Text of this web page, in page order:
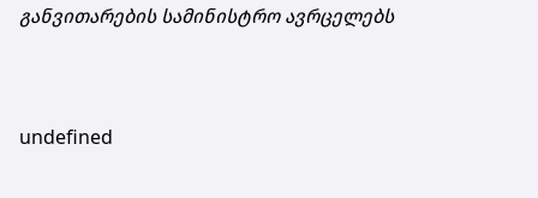
განვითარების სამინისტრო ავრცელებს
undefined